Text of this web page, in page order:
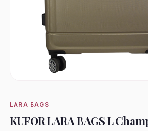
LARA BAGS
KUFOR LARA BAGS L